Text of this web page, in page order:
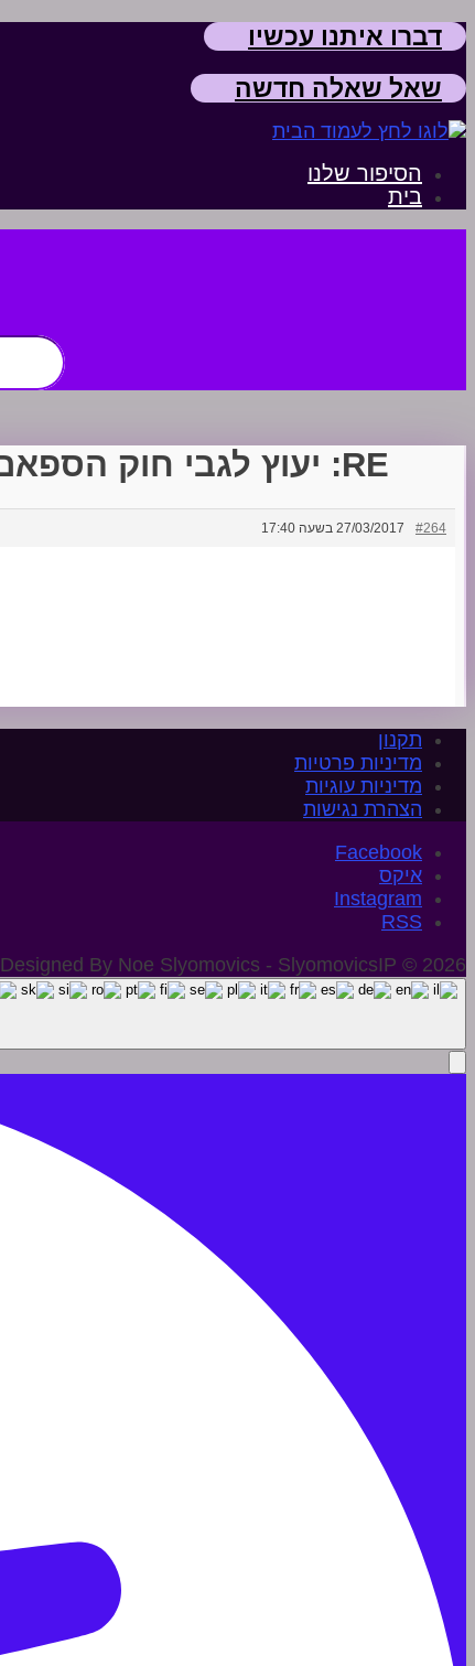
דברו איתנו עכשיו
שאל שאלה חדשה
הסיפור שלנו
בית
חפש:
RE: יעוץ לגבי חוק הספאם
27/03/2017 בשעה 17:40 #264
תקנון
מדיניות פרטיות
מדיניות עוגיות
הצהרת נגישות
איקס
Instagram
Designed By Noe Slyomovics - SlyomovicsIP © 2026